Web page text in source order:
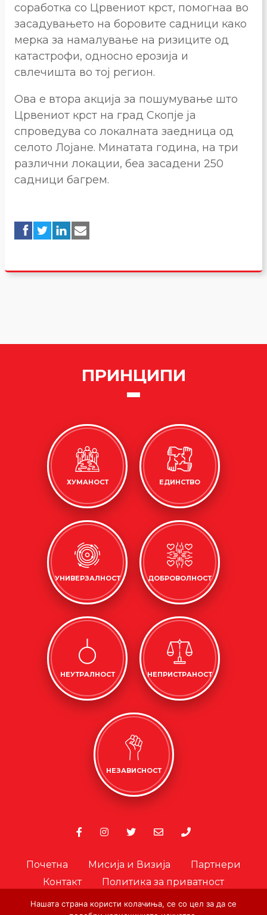
соработка со Црвениот крст, помогнаа во
засадувањето на боровите садници како
мерка за намалување на ризиците од
катастрофи, односно ерозија и
свлечишта во тој регион.
Ова е втора акција за пошумување што
Црвениот крст на град Скопје ја
спроведува со локалната заедница од
селото Лојане. Минатата година, на три
различни локации, беа засадени 250
садници багрем.
ПРИНЦИПИ
ХУМАНОСТ ЕДИНСТВО
УНИВЕРЗАЛНОСТ ДОБРОВОЛНОСТ
НЕУТРАЛНОСТ НЕПРИСТРАНОСТ
НЕЗАВИСНОСТ
Почетна Мисија и Визија
Партнери
Контакт
Политика за приватност
Нашата страна користи колачиња, се со цел за да се